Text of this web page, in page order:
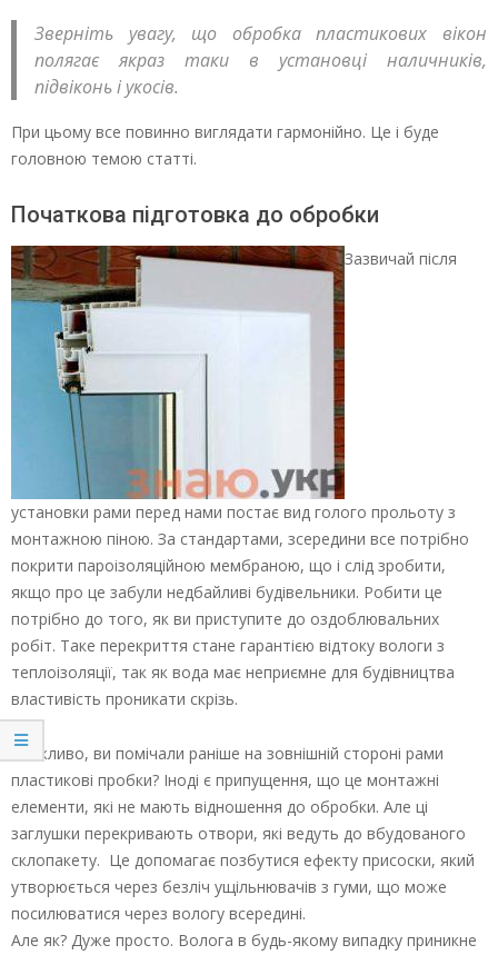
Зверніть увагу, що обробка пластикових вікон
полягає якраз таки в установці наличників,
підвіконь і укосів.
При цьому все повинно виглядати гармонійно. Це і буде
головною темою статті.
Початкова підготовка до обробки
Зазвичай після
установки рами перед нами постає вид голого прольоту з
монтажною піною. За стандартами, зсередини все потрібно
покрити пароізоляційною мембраною, що і слід зробити,
якщо про це забули недбайливі будівельники. Робити це
потрібно до того, як ви приступите до оздоблювальних
робіт. Таке перекриття стане гарантією відтоку вологи з
теплоізоляції, так як вода має неприємне для будівництва
властивість проникати скрізь.
Можливо, ви помічали раніше на зовнішній стороні рами
пластикові пробки? Іноді є припущення, що це монтажні
елементи, які не мають відношення до обробки. Але ці
заглушки перекривають отвори, які ведуть до вбудованого
склопакету. Це допомагає позбутися ефекту присоски, який
утворюється через безліч ущільнювачів з гуми, що може
посилюватися через вологу всередині.
Але як? Дуже просто. Волога в будь-якому випадку приникне